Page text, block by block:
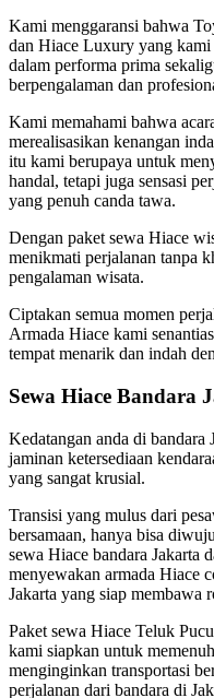
Kami menggaransi bahwa
dan Hiace Luxury yang
dalam performa prima
berpengalaman dan
Kami memahami bahwa
merealisasikan kenangan
itu kami berupaya untuk
handal, tetapi juga sensasi
yang penuh canda tawa.
Dengan paket sewa Hiace
menikmati perjalanan tanpa
pengalaman wisata.
Ciptakan semua momen
Armada Hiace kami
tempat menarik dan indah
Sewa Hiace Bandara
Kedatangan anda di bandara
jaminan ketersediaan
yang sangat krusial.
Transisi yang mulus dari
bersamaan, hanya bisa
sewa Hiace bandara Jakarta
menyewakan armada Hiace
Jakarta yang siap membawa
Paket sewa Hiace Teluk
kami siapkan untuk
menginginkan transportasi
perjalanan dari bandara di